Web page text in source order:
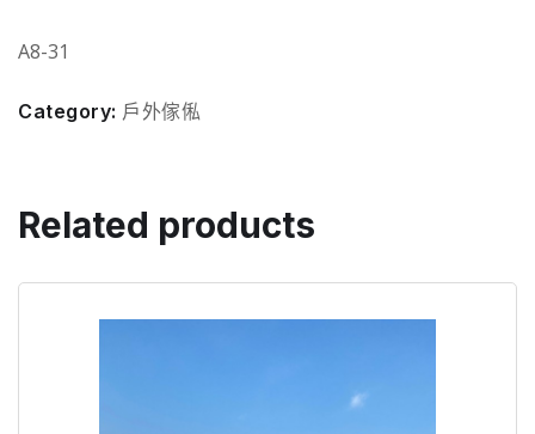
A8-31
Category: 戶外傢俬
Related products